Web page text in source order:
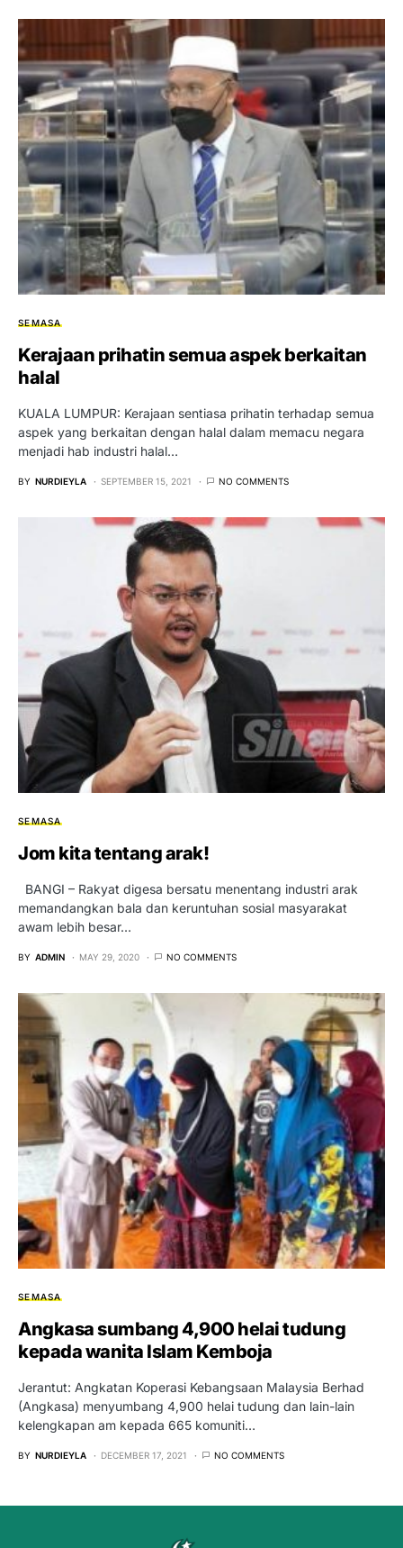
SEMASA
Kerajaan prihatin semua aspek berkaitan
halal
KUALA LUMPUR: Kerajaan sentiasa prihatin terhadap semua
aspek yang berkaitan dengan halal dalam memacu negara
menjadi hab industri halal…
BY NURDIEYLA SEPTEMBER 15, 2021 NO COMMENTS
SEMASA
Jom kita tentang arak!
BANGI – Rakyat digesa bersatu menentang industri arak
memandangkan bala dan keruntuhan sosial masyarakat
awam lebih besar…
BY ADMIN MAY 29, 2020 NO COMMENTS
SEMASA
Angkasa sumbang 4,900 helai tudung
kepada wanita Islam Kemboja
Jerantut: Angkatan Koperasi Kebangsaan Malaysia Berhad
(Angkasa) menyumbang 4,900 helai tudung dan lain-lain
kelengkapan am kepada 665 komuniti…
BY NURDIEYLA DECEMBER 17, 2021 NO COMMENTS